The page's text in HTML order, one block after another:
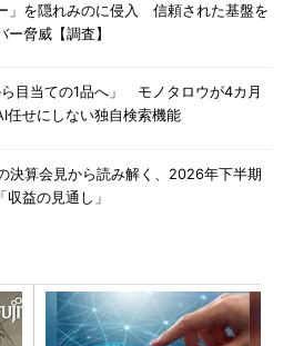
」を隠れみのに侵入 信頼された基盤を
ー脅威【調査】
ら目当ての1品へ」 モノタロウが4カ月
任せにしない独自検索機能
決算会見から読み解く、2026年下半期
収益の見通し」